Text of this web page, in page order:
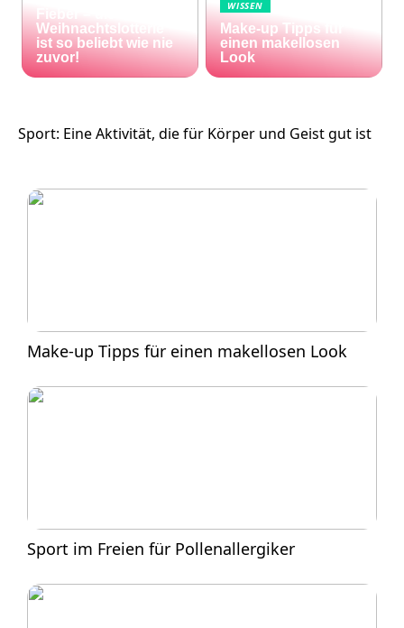
Fieber – die El Gordo
Weihnachtslotterie
ist so beliebt wie nie
zuvor!
WISSEN
Make-up Tipps für
einen makellosen
Look
Sport: Eine Aktivität, die für Körper und Geist gut ist
Make-up Tipps für einen makellosen Look
Sport im Freien für Pollenallergiker